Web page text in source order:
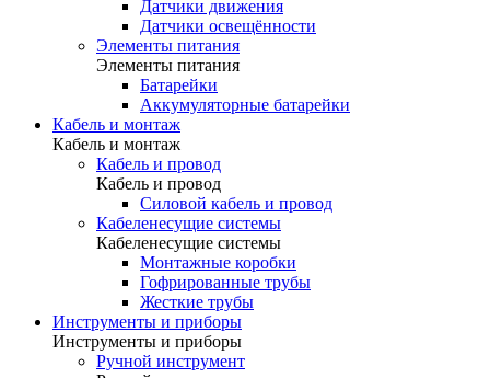
Датчики движения
Датчики освещённости
Элементы питания
Элементы питания
Батарейки
Аккумуляторные батарейки
Кабель и монтаж
Кабель и монтаж
Кабель и провод
Кабель и провод
Силовой кабель и провод
Кабеленесущие системы
Кабеленесущие системы
Монтажные коробки
Гофрированные трубы
Жесткие трубы
Инструменты и приборы
Инструменты и приборы
Ручной инструмент